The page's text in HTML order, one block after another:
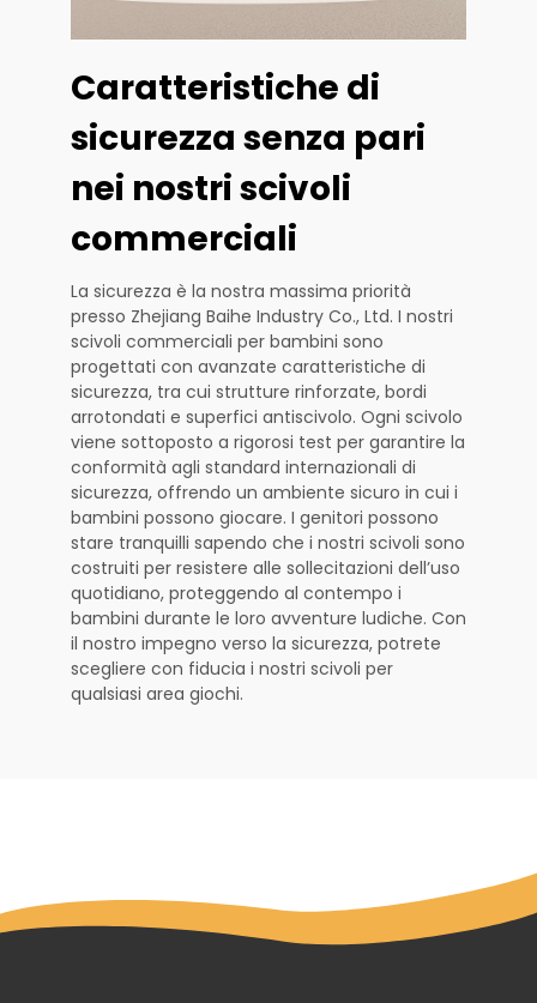
Caratteristiche di
sicurezza senza pari
nei nostri scivoli
commerciali
La sicurezza è la nostra massima priorità
presso Zhejiang Baihe Industry Co., Ltd. I nostri
scivoli commerciali per bambini sono
progettati con avanzate caratteristiche di
sicurezza, tra cui strutture rinforzate, bordi
arrotondati e superfici antiscivolo. Ogni scivolo
viene sottoposto a rigorosi test per garantire la
conformità agli standard internazionali di
sicurezza, offrendo un ambiente sicuro in cui i
bambini possono giocare. I genitori possono
stare tranquilli sapendo che i nostri scivoli sono
costruiti per resistere alle sollecitazioni dell’uso
quotidiano, proteggendo al contempo i
bambini durante le loro avventure ludiche. Con
il nostro impegno verso la sicurezza, potrete
scegliere con fiducia i nostri scivoli per
qualsiasi area giochi.